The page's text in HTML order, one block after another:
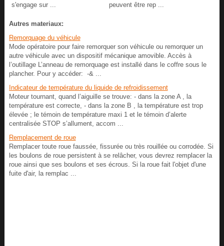
s'engage sur ...
peuvent être rep ...
Autres materiaux:
Remorquage du véhicule
Mode opératoire pour faire remorquer son véhicule ou remorquer un
autre véhicule avec un dispositif mécanique amovible. Accès à
l’outillage L’anneau de remorquage est installé dans le coffre sous le
plancher. Pour y accéder: -& ...
Indicateur de température du liquide de refroidissement
Moteur tournant, quand l’aiguille se trouve: - dans la zone A , la
température est correcte, - dans la zone B , la température est trop
élevée ; le témoin de température maxi 1 et le témoin d’alerte
centralisée STOP s’allument, accom ...
Remplacement de roue
Remplacer toute roue faussée, fissurée ou très rouillée ou corrodée. Si
les boulons de roue persistent à se relâcher, vous devrez remplacer la
roue ainsi que ses boulons et ses écrous. Si la roue fait l'objet d'une
fuite d'air, la remplac ...